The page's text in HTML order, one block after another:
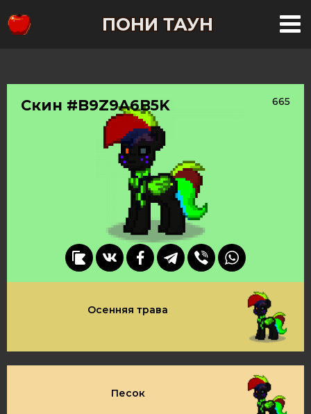
ПОНИ ТАУН
Скин #B9Z9A6B5K 665
Осенняя трава
Песок